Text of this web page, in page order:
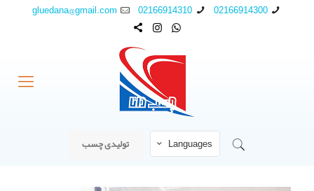
02166914300
02166914310
gluedana@gmail.com
Languages تولیدی چسب